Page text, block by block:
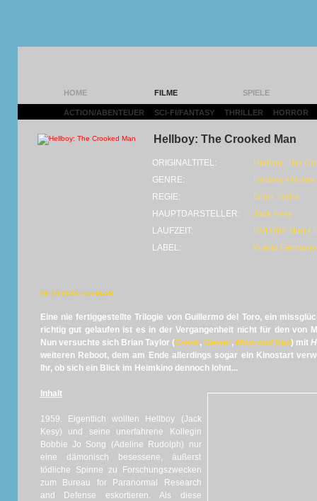
HOME FILME SPIELE
ACTION/ABENTEUER SCI-FI/FANTASY THRILLER HORROR
Hellboy: The Crooked Man
ORIGINALTITEL:
Hellboy: The
GENRE:
Fantasy •
REGIE:
Brian Taylor
HAUPTDARSTELLER:
Jack Kesy
LAUFZEIT:
DVD (95 Min) •
LABEL:
Vuelta Germany
29.10.2025 von MarS
Eine nie fertiggestellte Trilogie von Guillermo del Toro, ein
richtig gut gelaufen ist es in der Vergangenheit nicht für den von
Nun versuchte sich Brian Taylor (Crank, Gamer, Mom and Dad) mit
weiteren Reboot, dem am Ende allerdings sogar ein Kinostart
Ihr, ob sich ein Blick im Heimkino dennoch lohnt...
Inhalt
1959. Eigentlich wollten Hellboy (Jack
Kesy) und seine unerfahrene Kollegin
Bobbie Jo Song (Adeline Rudolph) nur
eine dämonisch besessene, äußerst
tödliche Spinne zu Forschungszwecken
zum Bureau for Paranormal Research
and Defense eskortieren. Als diese